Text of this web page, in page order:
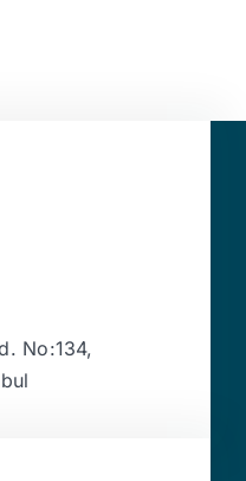
No:134,